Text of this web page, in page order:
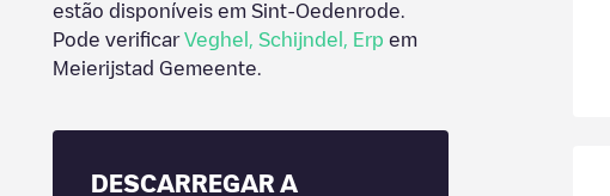
estão disponíveis em Sint-Oedenrode
Pode verificarVeghel Schijndel Erp em
Meierijstad Gemeente
DESCARREGAR A